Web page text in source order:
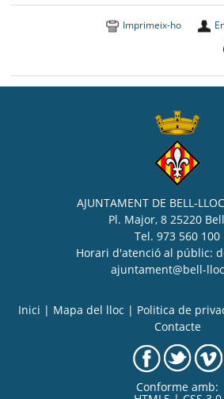
Imprimeix-ho
AJUNTAMENT DE BELL-
Pl. Major, 8 25220
Tel. 973 560 100
Horari d'atenció al públic:
ajuntament@bell-
Inici | Mapa del lloc | Politica de
Contacte
Conforme amb: